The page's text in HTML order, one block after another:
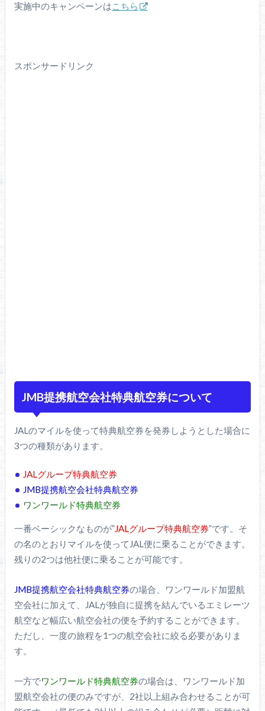
実施中のキャンペーンはこちら
スポンサードリンク
JMB提携航空会社特典航空券について
JALのマイルを使って特典航空券を発券しようとした場合に
3つの種類があります。
JALグループ特典航空券
JMB提携航空会社特典航空券
ワンワールド特典航空券
一番ベーシックなものが”JALグループ特典航空券”です。そ
の名のとおりマイルを使ってJAL便に乗ることができます。
残りの2つは他社便に乗ることが可能です。
JMB提携航空会社特典航空券の場合、ワンワールド加盟航
空会社に加えて、JALが独自に提携を結んでいるエミレーツ
航空など幅広い航空会社の便を予約することができます。
ただし、一度の旅程を1つの航空会社に絞る必要がありま
す。
一方でワンワールド特典航空券の場合は、ワンワールド加
盟航空会社の便のみですが、2社以上組み合わせることが可